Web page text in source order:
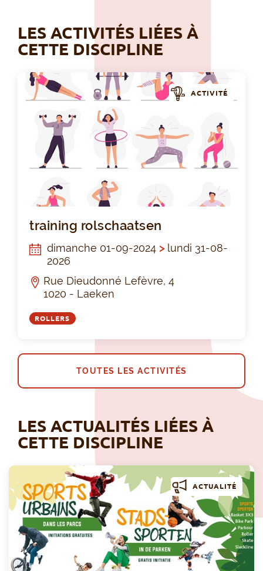
LES ACTIVITÉS LIÉES À
CETTE DISCIPLINE
ACTIVITÉ
training rolschaatsen
dimanche 01-09-2024 >lundi 31-08-
2026
Rue Dieudonné Lefèvre, 4
1020 - Laeken
ROLLERS
TOUTES LES ACTIVITÉS
LES ACTUALITÉS LIÉES À
CETTE DISCIPLINE
ACTUALITÉ